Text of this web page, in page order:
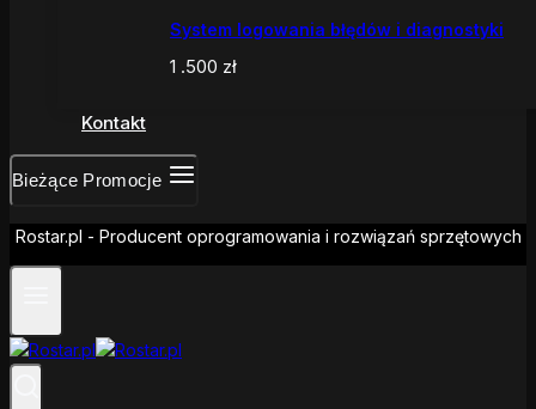
System logowania błędów i diagnostyki
1 .500 zł
Kontakt
Bieżące Promocje
Rostar.pl - Producent oprogramowania i rozwiązań sprzętowych